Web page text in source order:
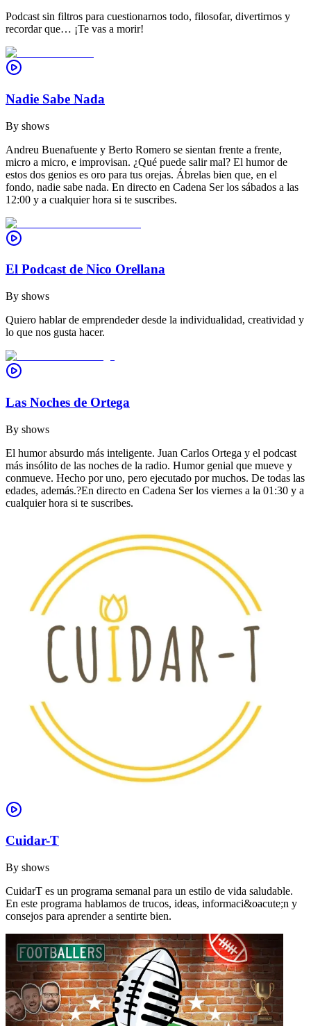
Podcast sin filtros para cuestionarnos todo, filosofar, divertirnos y
recordar que… ¡Te vas a morir!
Nadie Sabe Nada
By shows
Andreu Buenafuente y Berto Romero se sientan frente a frente,
micro a micro, e improvisan. ¿Qué puede salir mal? El humor de
estos dos genios es oro para tus orejas. Ábrelas bien que, en el
fondo, nadie sabe nada. En directo en Cadena Ser los sábados a las
12:00 y a cualquier hora si te suscribes.
El Podcast de Nico Orellana
By shows
Quiero hablar de emprendeder desde la individualidad, creatividad y
lo que nos gusta hacer.
Las Noches de Ortega
By shows
El humor absurdo más inteligente. Juan Carlos Ortega y el podcast
más insólito de las noches de la radio. Humor genial que mueve y
conmueve. Hecho por uno, pero ejecutado por muchos. De todas las
edades, además.?En directo en Cadena Ser los viernes a la 01:30 y a
cualquier hora si te suscribes.
Cuidar-T
By shows
CuidarT es un programa semanal para un estilo de vida saludable.
En este programa hablamos de trucos, ideas, informaci&oacute;n y
consejos para aprender a sentirte bien.